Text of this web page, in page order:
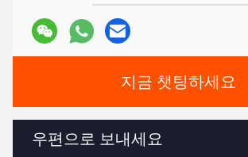
지금 챗팅하세요
우편으로 보내세요